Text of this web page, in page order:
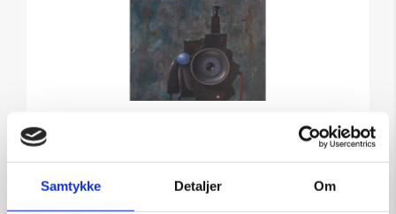
Samtykke Detaljer Om
Maleri af Håkan Nystrøm:
Camera l
Håkan Nystrøm – maleri